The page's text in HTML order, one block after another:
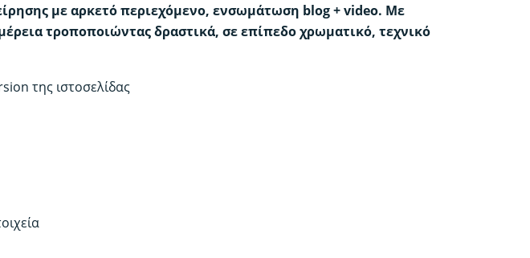
με αρκετό περιεχόμενο, ενσωμάτωση blog + video. Με
τροποποιώντας δραστικά, σε επίπεδο χρωματικό, τεχνικό
της ιστοσελίδας